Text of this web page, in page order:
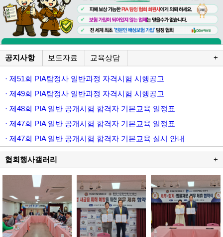
공지사항 보도자료 교육상담 +
· 제51회 PIA탐정사 일반과정 자격시험 시행공고
· 제49회 PIA탐정사 일반과정 자격시험 시행공고
· 제48회 PIA 일반 공개시험 합격자 기본교육 일정표
· 제47회 PIA 일반 공개시험 합격자 기본교육 일정표
· 제47회 PIA 일반 공개시험 합격자 기본교육 실시 안내
협회행사갤러리 +